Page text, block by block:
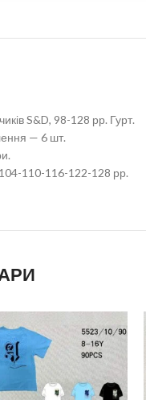
S&D, 98-128 рр. Гурт.
— 6 шт.
110-116-122-128 рр.